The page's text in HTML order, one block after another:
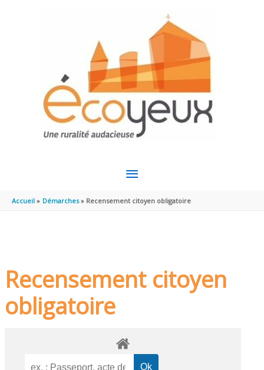
MENU
PRINCIPAL
Accueil Démarches Recensement citoyen obligatoire
Recensement citoyen
obligatoire